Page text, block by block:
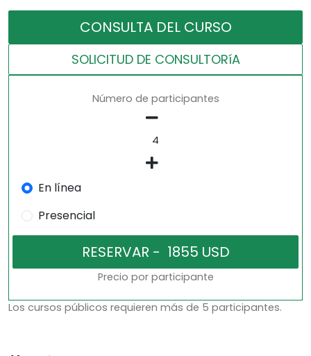
CONSULTA DEL CURSO
SOLICITUD DE CONSULTORíA
Número de participantes
En línea
Presencial
Precio por participante
Los cursos públicos requieren más de 5 participantes.